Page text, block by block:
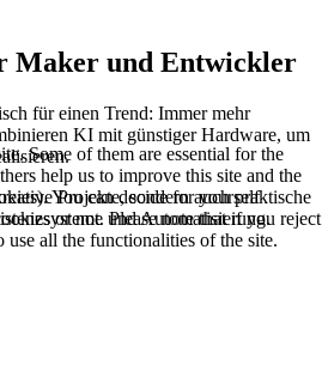
Maker und Entwickler
für einen Trend: Immer mehr
KI mit günstiger Hardware, um
Projekte, sondern auch praktische
und Automatisierung.
Some of them are essential for the
help us to improve this site and the
You can decide for yourself
or not. Please note that if you reject
use all the functionalities of the site.